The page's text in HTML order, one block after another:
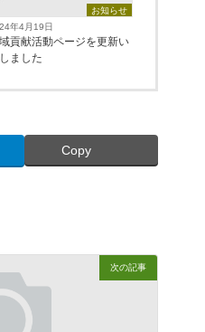
お知らせ
年4月19日
貢献活動ページを更新い
ました
Copy
次の記事